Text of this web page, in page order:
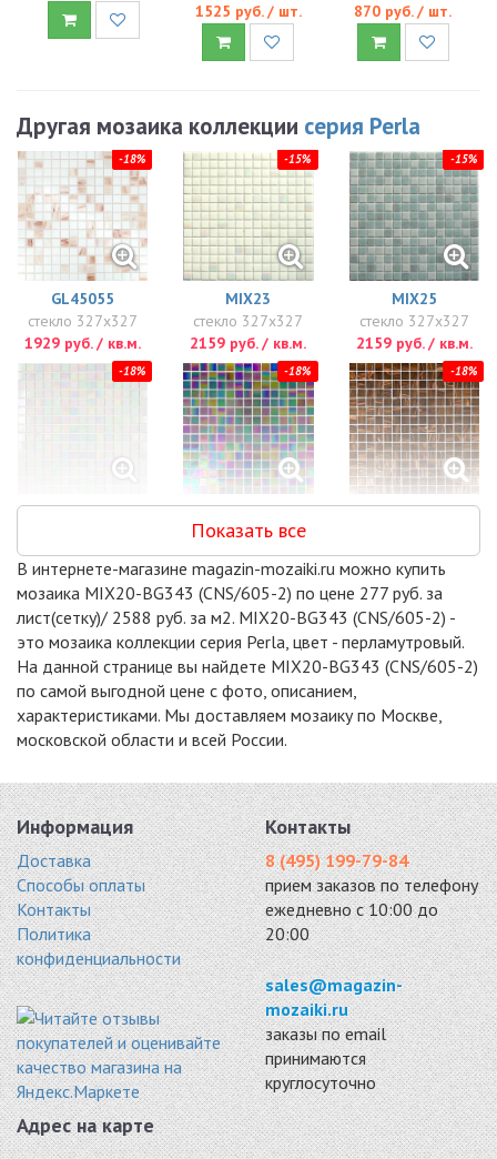
1525 руб. / шт.
870 руб. / шт.
Другая мозаика коллекции серия Perla
-18%
GL45055
стекло 327x327
1929 руб. / кв.м.
-15%
MIX23
стекло 327x327
2159 руб. / кв.м.
-15%
MIX25
стекло 327x327
2159 руб. / кв.м.
-18%
GL42031
2170 руб. / кв.м.
-18%
GL45019
стекло 327x327
2170 руб. / кв.м.
-18%
GL45022
2170 руб. / кв.м.
MIX24
стекло 327x327
MIX26
стекло 327x327
MIX28
-15%
MIX29
стекло 327x327
2290 руб. / кв.м.
-18%
GL45052
стекло 327x327
2339 руб. / кв.м.
-20%
ARKTIKA
стекло 327x327
2348 руб. / кв.м.
-18%
GL45027
-15%
ARCTIC
-15%
BAHAMAS
Показать все
В интернете-магазине magazin-mozaiki.ru можно купить
мозаика MIX20-BG343 (CNS/605-2) по цене 277 руб. за
лист(сетку)/ 2588 руб. за м2. MIX20-BG343 (CNS/605-2) -
это мозаика коллекции серия Perla, цвет - перламутровый.
На данной странице вы найдете MIX20-BG343 (CNS/605-2)
по самой выгодной цене с фото, описанием,
характеристиками. Мы доставляем мозаику по Москве,
московской области и всей России.
Информация
Доставка
Способы оплаты
Контакты
Политика
конфиденциальности
Контакты
8 (495) 199-79-84
прием заказов по телефону
ежедневно с 10:00 до
20:00
sales@magazin-
mozaiki.ru
заказы по email
принимаются
круглосуточно
Адрес на карте